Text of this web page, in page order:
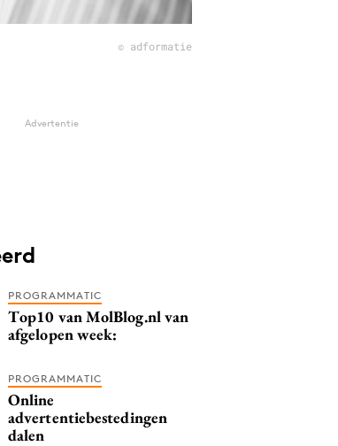
© adformatie
Advertentie
PROGRAMMATIC
Top10 van MolBlog.nl van
afgelopen week:
PROGRAMMATIC
Online
advertentiebestedingen
dalen